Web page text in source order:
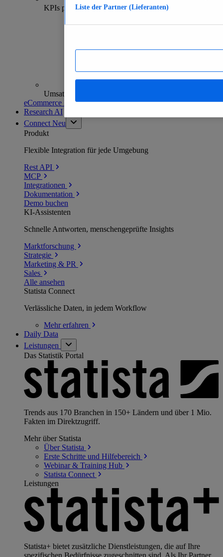
KPIs pro Shop
Umsatzanalysen und -prognosen
eCommerce Insights entdecken
Research AI
Connect Neu
Produkt
Flexible Integration für jede Umgebung
Rest API
MCP
Integrationen
Dokumentation
Demo buchen
KI-Assistenten
Schnelle Antworten, menschengeprüfte Insights
Marktforschung
Strategie
Marketing & PR
Sales
Alle ansehen
Statista Connect
Verlässliche Daten, in jedem Workflow
Mehrerfahren
Daily Data
Leistungen
Das Statistik Portal
Trends aus 170 Branchen in 150+ Ländern und über 1 Mio.
Fakten im Direktzugriff.
Mehr über Statista
Über Statista
Erste Schritte und Hilfebereich
Webinar & Training Hub
Statista Connect
Leistungen
Statista+ bietet zusätzliche Dienstleistungen, die auf Ihre
spezifischen Bedürfnisse zugeschnitten sind. Als Ihr Partner
Liste der Partner (Lieferanten)